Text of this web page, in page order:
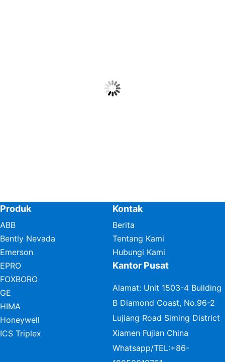
Produk
ABB
Bently Nevada
Emerson
EPRO
FOXBORO
GE
HIMA
Honeywell
ICS Triplex
Kontak
Berita
Tentang Kami
Hubungi Kami
Kantor Pusat
Alamat: Unit 1503-4 Building
B Diamond Coast, No.96-2
Lujiang Road Siming District
Xiamen Fujian China
Whatsapp/TEL:+86-